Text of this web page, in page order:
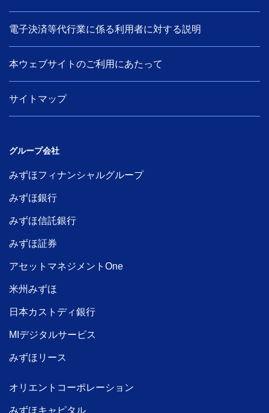
電子決済等代行業に係る利用者に対する説明
本ウェブサイトのご利用にあたって
サイトマップ
グループ会社
みずほフィナンシャルグループ
みずほ銀行
みずほ信託銀行
みずほ証券
アセットマネジメントOne
米州みずほ
日本カストディ銀行
MIデジタルサービス
みずほリース
オリエントコーポレーション
みずほキャピタル